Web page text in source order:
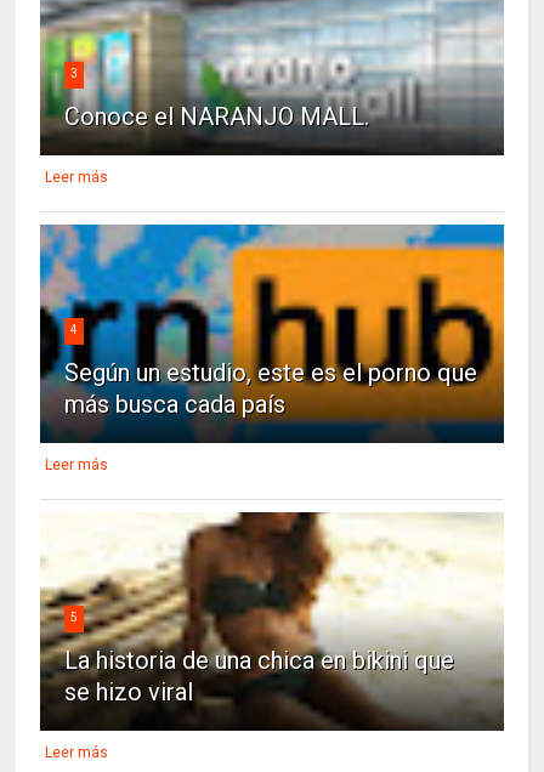
3
Conoce el NARANJO MALL.
Leer más
4
Según un estudio, este es el porno que
más busca cada país
Leer más
5
La historia de una chica en bikini que
se hizo viral
Leer más